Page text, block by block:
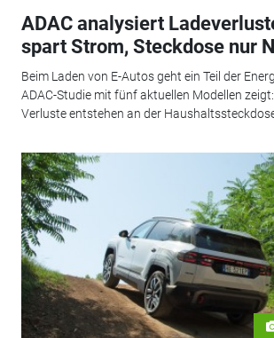
ADAC analysiert
spart Strom, Steckdose nur
Beim Laden von E-Autos geht ein Teil der
ADAC-Studie mit fünf aktuellen Modellen
Verluste entstehen an der